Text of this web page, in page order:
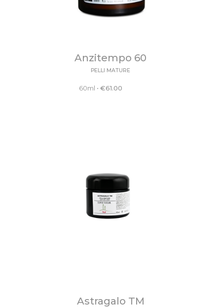
Anzitempo 60
PELLI MATURE
60ml • €61.00
Astragalo TM